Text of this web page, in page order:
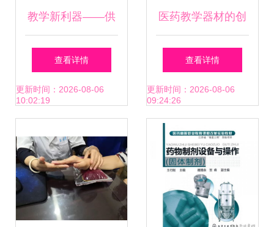
教学新利器——供
应高质量肘关节
(PVC)解剖模型，
查看详情
更新时间：2026-08-06
10:02:19
医药教学器材的创
新与发展 助力医学
教育新时代
查看详情
更新时间：2026-08-06
09:24:26